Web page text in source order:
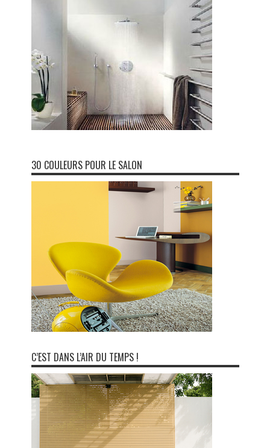
30 COULEURS POUR LE SALON
C’EST DANS L’AIR DU TEMPS !